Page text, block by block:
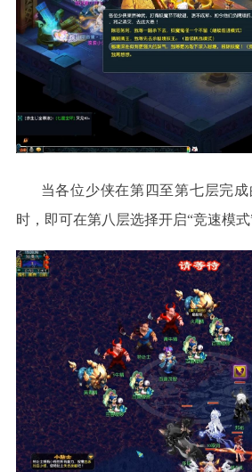
当各位少侠在第四至第七层完成
时，即可在第八层选择开启“竞速模式”